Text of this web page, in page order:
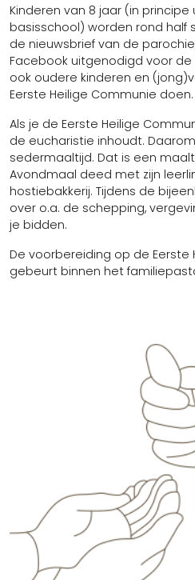
Inschrijven in
Adreswijziging
ANBI
Oproep voor
Kinderen van 8 jaar (in
basisschool) worden rond half
de nieuwsbrief van de
Facebook uitgenodigd voor de
ook oudere kinderen en
Eerste Heilige Communie doen.
Als je de Eerste Heilige
de eucharistie inhoudt.
sedermaaltijd. Dat is een
Avondmaal deed met zijn
hostiebakkerij. Tijdens de
over o.a. de schepping,
je bidden.
De voorbereiding op de Eerste
gebeurt binnen het